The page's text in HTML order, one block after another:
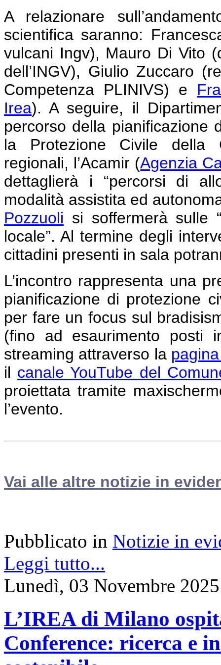
A relazionare
scientifica saranno:
vulcani Ingv), Mauro Di Vito
dell’INGV), Giulio Zuccaro
Competenza PLINIVS) e
Irea). A seguire, il
percorso della pianificazione
la Protezione Civile della
regionali, l’Acamir (Agenzia
dettaglierà i “percorsi di
modalità assistita ed
Pozzuoli si soffermerà sulle
locale”. Al termine degli
cittadini presenti in sala
L’incontro rappresenta una
pianificazione di protezione
per fare un focus sul
(fino ad esaurimento posti
streaming attraverso la
il canale YouTube del
proiettata tramite
l’evento.
Vai alle altre notizie in
Pubblicato in Notizie in
Leggi tutto...
Lunedì, 03 Novembre
L’IREA di Milano
Conference: ricerca e